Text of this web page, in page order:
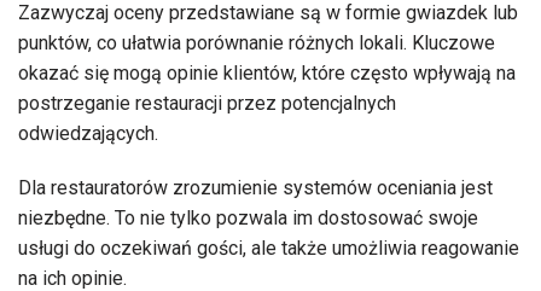
Zazwyczaj oceny przedstawiane są w formie gwiazdek lub
punktów, co ułatwia porównanie różnych lokali. Kluczowe
okazać się mogą opinie klientów, które często wpływają na
postrzeganie restauracji przez potencjalnych
odwiedzających.
Dla restauratorów zrozumienie systemów oceniania jest
niezbędne. To nie tylko pozwala im dostosować swoje
usługi do oczekiwań gości, ale także umożliwia reagowanie
na ich opinie.